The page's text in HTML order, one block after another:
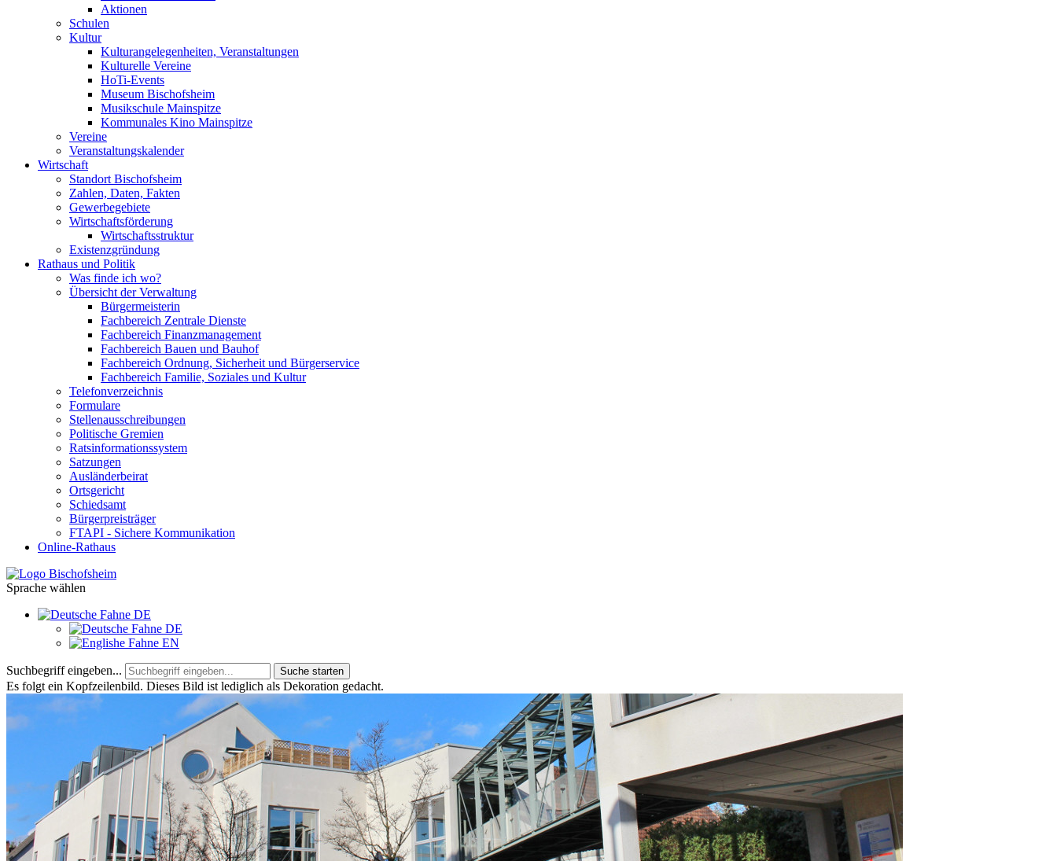
Aktionen
Schulen
Kultur
Kulturangelegenheiten, Veranstaltungen
Kulturelle Vereine
HoTi-Events
Museum Bischofsheim
Musikschule Mainspitze
Kommunales Kino Mainspitze
Vereine
Veranstaltungskalender
Wirtschaft
Standort Bischofsheim
Zahlen, Daten, Fakten
Gewerbegebiete
Wirtschaftsförderung
Wirtschaftsstruktur
Existenzgründung
Rathaus und Politik
Was finde ich wo?
Übersicht der Verwaltung
Bürgermeisterin
Fachbereich Zentrale Dienste
Fachbereich Finanzmanagement
Fachbereich Bauen und Bauhof
Fachbereich Ordnung, Sicherheit und Bürgerservice
Fachbereich Familie, Soziales und Kultur
Telefonverzeichnis
Formulare
Stellenausschreibungen
Politische Gremien
Ratsinformationssystem
Satzungen
Ausländerbeirat
Ortsgericht
Schiedsamt
Bürgerpreisträger
FTAPI - Sichere Kommunikation
Online-Rathaus
Sprache wählen
DE
DE
EN
Suchbegriff eingeben... Suche starten
Es folgt ein Kopfzeilenbild. Dieses Bild ist lediglich als Dekoration gedacht.